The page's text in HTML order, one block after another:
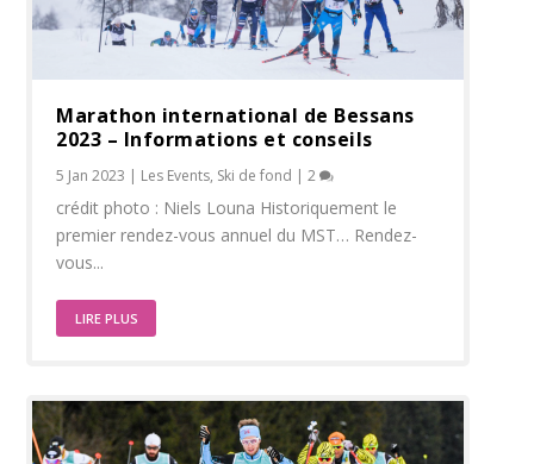
Marathon international de Bessans
2023 – Informations et conseils
5 Jan 2023 | Les Events, Ski de fond |2
crédit photo : Niels Louna Historiquement le
premier rendez-vous annuel du MST… Rendez-
vous...
LIRE PLUS